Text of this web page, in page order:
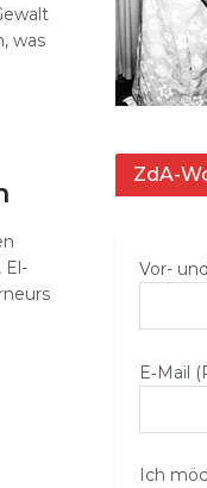
was
El-
ZdA-
Vor-
E‑Mail
Ich